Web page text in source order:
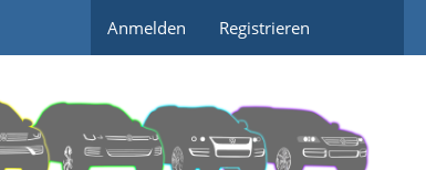
Anmelden Registrieren